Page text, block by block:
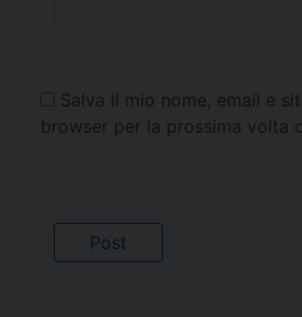
Salva il mio nome, email e
browser per la prossima volta